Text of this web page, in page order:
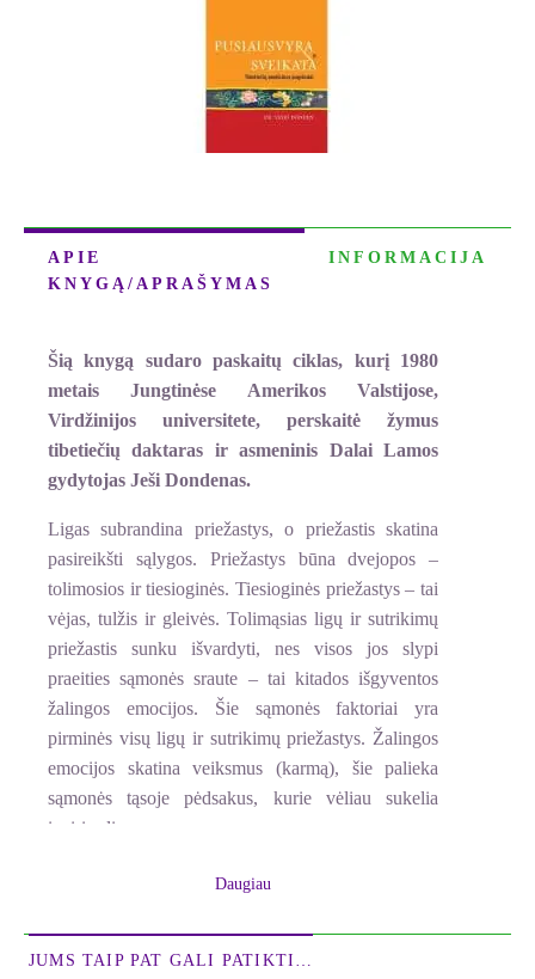
APIE
KNYGĄ/APRAŠYMAS
INFORMACIJA
Šią knygą sudaro paskaitų ciklas, kurį 1980
metaisJung­tinėse Amerikos Valstijose,
Virdžinijos universitete, perskaitė žymus
tibetiečių daktaras ir asmeninis Dalai Lamos
gydytojas Ješi Dondenas.
Ligas subrandina priežastys, o priežastis skatina
pasireikšti sąlygos. Priežastys būna dvejopos –
tolimosios ir tiesioginės. Tiesioginės priežastys – tai
vėjas, tulžis ir gleivės. To­limąsias ligų ir su­trikimų
priežastis sunku išvardyti, nes visos jos slypi
praeities sąmonės sraute – tai kitados išgyventos
žalingos emocijos. Šie sąmonės faktoriai yra
pirminės visų ligų ir sutrikimų priežastys. Žalingos
emocijos skatina veiksmus (karmą), šie palieka
sąmonės tąsoje pėdsakus, kurie vėliau sukelia
įvairias ligas.
Tibetiečių medicina – tai kur kas daugiau nei vien
ir glaudžiai susijusi su budizmo religija bei
filosofija, ši gydymo sistema, didelei vakariečių
Daugiau
JUMS TAIP PAT GALI PATIKTI…